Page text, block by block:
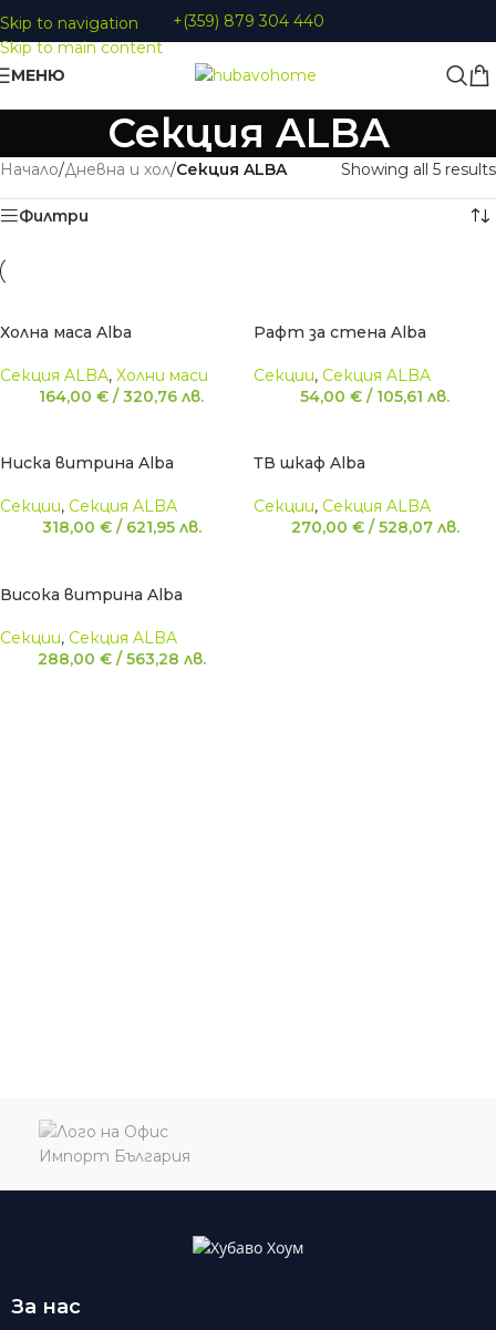
Skip to navigation
Skip to main content
+(359) 879 304 440
МЕНЮ
Секция ALBA
Начало/Дневна и хол/Секция ALBA Showing all 5 results
Филтри
Холна маса Alba
Секция ALBA, Холни маси
164,00 € /320,76 лв.
Рафт за стена Alba
Секции, Секция ALBA
54,00 € / 105,61 лв.
Ниска витрина Alba
Секции, Секция ALBA
318,00 € / 621,95 лв.
ТВ шкаф Alba
Секции, Секция ALBA
270,00 € /528,07 лв.
Висока витрина Alba
Секции, Секция ALBA
288,00 € /563,28 лв.
За нас